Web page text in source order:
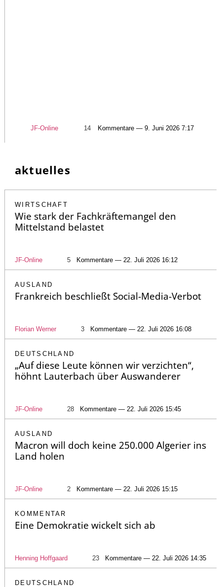
JF-Online 14 Kommentare — 9. Juni 2026 7:17
aktuelles
WIRTSCHAFT
Wie stark der Fachkräftemangel den
Mittelstand belastet
JF-Online 5 Kommentare — 22. Juli 2026 16:12
AUSLAND
Frankreich beschließt Social-Media-Verbot
Florian Werner 3 Kommentare — 22. Juli 2026 16:08
DEUTSCHLAND
„Auf diese Leute können wir verzichten“,
höhnt Lauterbach über Auswanderer
JF-Online 28 Kommentare — 22. Juli 2026 15:45
AUSLAND
Macron will doch keine 250.000 Algerier ins
Land holen
JF-Online 2 Kommentare — 22. Juli 2026 15:15
KOMMENTAR
Eine Demokratie wickelt sich ab
Henning Hoffgaard 23 Kommentare — 22. Juli 2026 14:35
DEUTSCHLAND